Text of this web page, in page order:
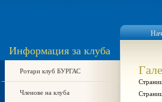
Информация за клуба
Ротари клуб БУРГАС
Членове на клуба